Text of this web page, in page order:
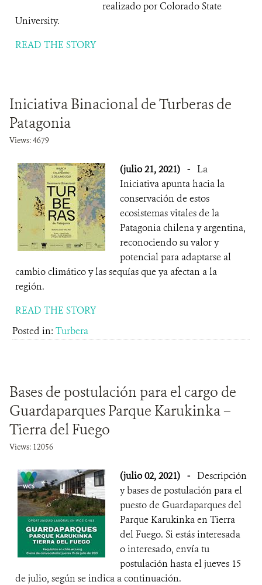
realizado por Colorado State
University.
READ THE STORY
Iniciativa Binacional de Turberas de
Patagonia
Views: 4679
(julio 21, 2021) - La
Iniciativa apunta hacia la
conservación de estos
ecosistemas vitales de la
Patagonia chilena y argentina,
reconociendo su valor y
potencial para adaptarse al
cambio climático y las sequías que ya afectan a la
región.
READ THE STORY
Posted in: Turbera
Bases de postulación para el cargo de
Guardaparques Parque Karukinka –
Tierra del Fuego
Views: 12056
(julio 02, 2021) - Descripción
y bases de postulación para el
puesto de Guardaparques del
Parque Karukinka en Tierra
del Fuego. Si estás interesada
o interesado, envía tu
postulación hasta el jueves 15
de julio, según se indica a continuación.